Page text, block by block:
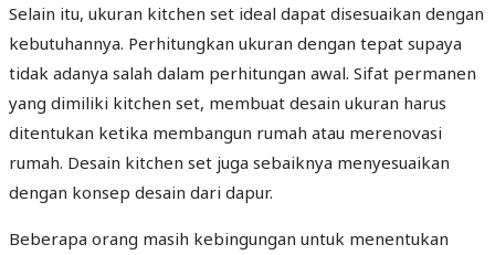
Selain itu, ukuran kitchen set ideal dapat disesuaikan dengan
kebutuhannya. Perhitungkan ukuran dengan tepat supaya
tidak adanya salah dalam perhitungan awal. Sifat permanen
yang dimiliki kitchen set, membuat desain ukuran harus
ditentukan ketika membangun rumah atau merenovasi
rumah. Desain kitchen set juga sebaiknya menyesuaikan
dengan konsep desain dari dapur.
Beberapa orang masih kebingungan untuk menentukan